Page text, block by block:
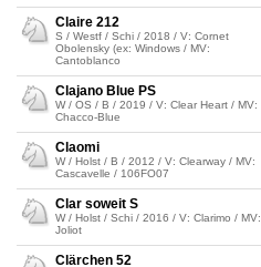
Claire 212
S / Westf / Schi / 2018 / V: Cornet
Obolensky (ex: Windows / MV:
Cantoblanco
Clajano Blue PS
W / OS / B / 2019 / V: Clear Heart / MV:
Chacco-Blue
Claomi
W / Holst / B / 2012 / V: Clearway / MV:
Cascavelle / 106FO07
Clar soweit S
W / Holst / Schi / 2016 / V: Clarimo / MV:
Joliot
Clärchen 52